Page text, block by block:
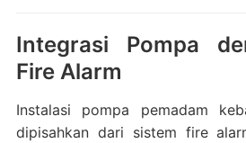
Integrasi Pompa
Fire Alarm
Instalasi pompa pemadam
dipisahkan dari sistem fire